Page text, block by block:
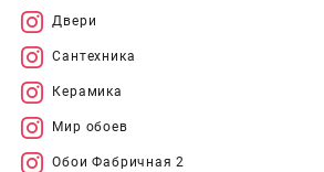
Двери
Сантехника
Керамика
Мир обоев
Обои Фабричная 2